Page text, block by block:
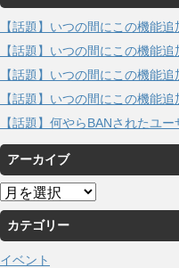
【話題】いつの間にこの機能
【話題】いつの間にこの機能
【話題】いつの間にこの機能
【話題】いつの間にこの機能
【話題】何やらBANされたユ
アーカイブ
ア
ー
カ
イ
ブ
カテゴリー
イベント